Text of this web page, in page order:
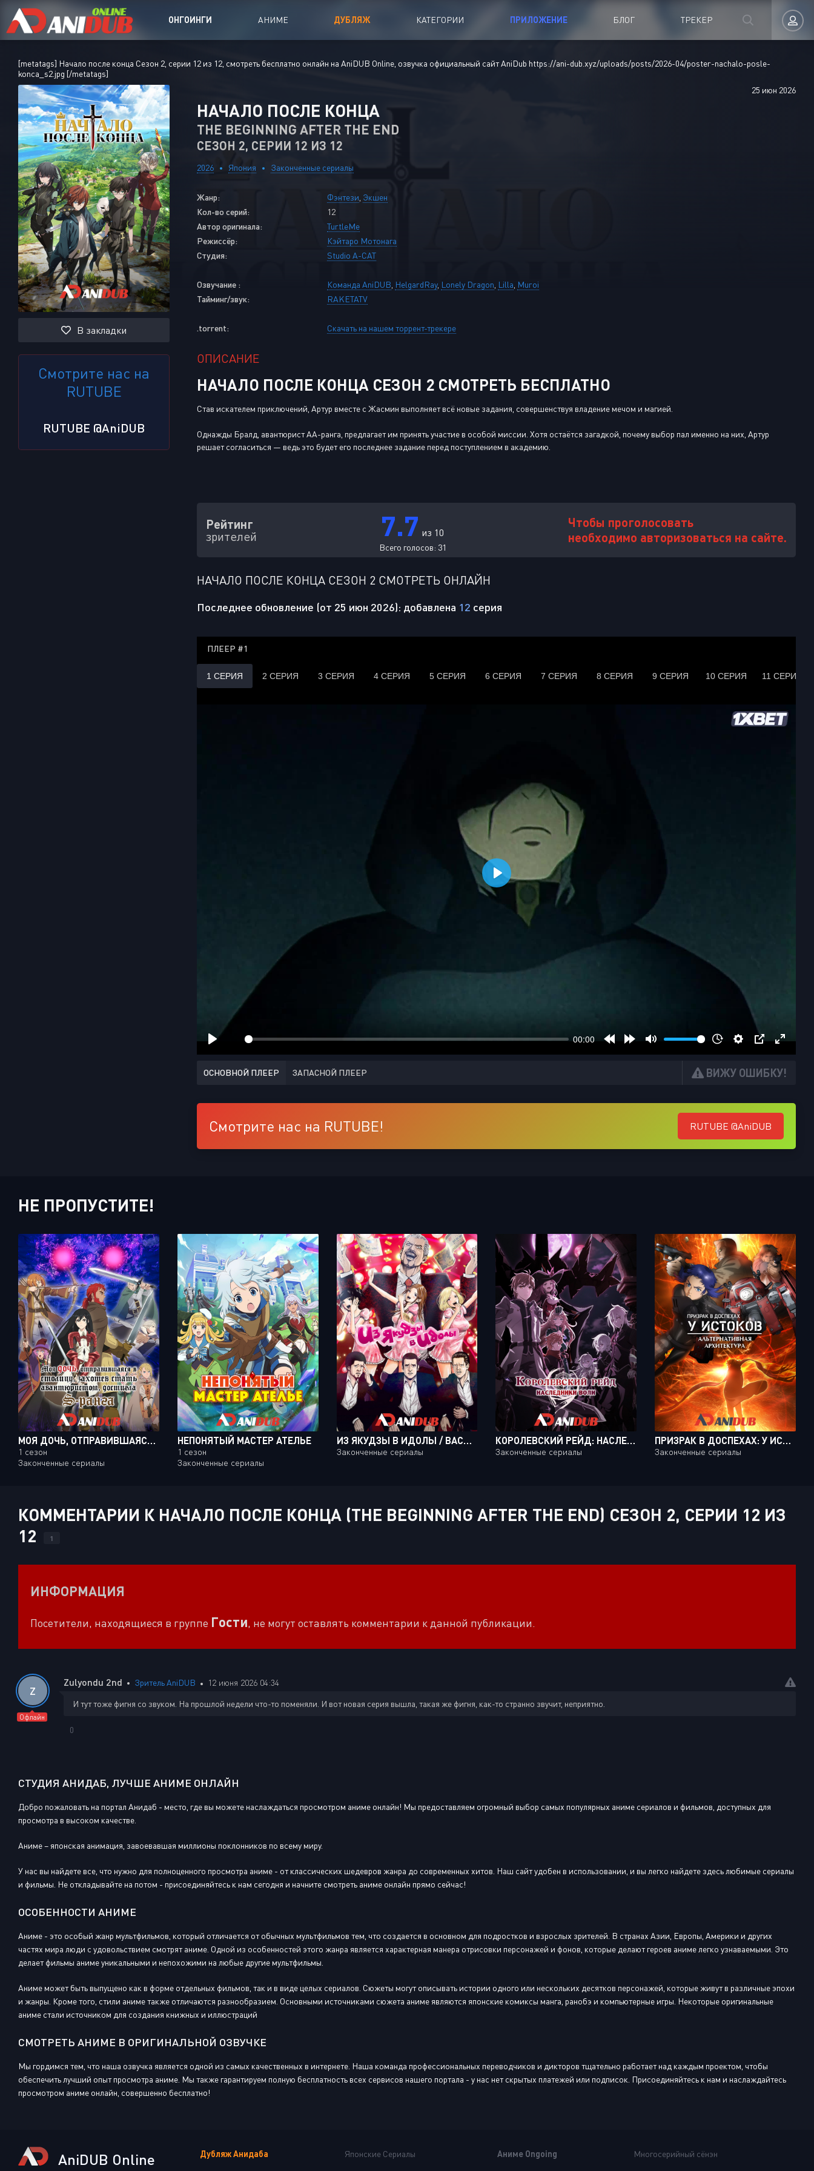
ОНГОИНГИ АНИМЕ ДУБЛЯЖ КАТЕГОРИИ
Аниме Фильмы
Аниме OVA
Аниме ONA
Аниме Ongoing
Корейские Сериалы и Фильмы
Китайские Сериалы и Фильмы
ПРИЛОЖЕНИЕ БЛОГ ТРЕКЕР
[metatags] Начало после конца Сезон 2, серии 12 из 12, смотреть бесплатно онлайн на AniDUB Online, озвучка официальный сайт AniDub https://ani-dub.xyz/uploads/posts/2026-04/poster-nachalo-posle-
konca_s2.jpg [/metatags]
В закладки
Смотрите нас на
RUTUBE
RUTUBE @AniDUB
25 июн 2026
НАЧАЛО ПОСЛЕ КОНЦА
THE BEGINNING AFTER THE END
СЕЗОН 2, СЕРИИ 12 ИЗ 12
2026 Япония Законченные сериалы
Жанр: Фэнтези Экшен
Кол-во серий:
12
Автор оригинала:
TurtleMe
Режиссёр:
Кэйтаро Мотонага
Студия:
Studio A-CAT
Озвучание : Команда AniDUB HelgardRay, Lonely Dragon Lilla Muroi
Тайминг/звук:
RAKETATV
.torrent: Скачать на нашем торрент-трекере
ОПИСАНИЕ
НАЧАЛО ПОСЛЕ КОНЦА СЕЗОН 2 СМОТРЕТЬ БЕСПЛАТНО
Став искателем приключений, Артур вместе с Жасмин выполняет всё новые задания, совершенствуя владение мечом и магией.
Однажды Бралд, авантюрист AA-ранга, предлагает им принять участие в особой миссии. Хотя остаётся загадкой, почему выбор пал именно на них, Артур
решает согласиться — ведь это будет его последнее задание перед поступлением в академию.
Рейтинг
зрителей 7.7 из 10
Всего голосов: 31
Чтобы проголосовать
необходимо авторизоваться на сайте.
НАЧАЛО ПОСЛЕ КОНЦА СЕЗОН 2 СМОТРЕТЬ ОНЛАЙН
Последнее обновление (от 25 июн 2026): добавлена 12 серия
ПЛЕЕР #1
ОСНОВНОЙ ПЛЕЕР ЗАПАСНОЙ ПЛЕЕР ВИЖУ ОШИБКУ!
Смотрите нас на RUTUBE! RUTUBE @AniDUB
НЕ ПРОПУСТИТЕ!
МОЯ ДОЧЬ, ОТПРАВИВШАЯСЯ В СТОЛИЦУ, ЗАХОТЕВ СТАТЬ АВАНТЮРИСТОМ, ДОСТИГЛА S-РАНГА / BOUKENSHA NI NARITAI TO MIYAKO NI DETEITTA MUSUME GA S-RANK NI NATTETA [13 ИЗ 13]
1 сезон
Законченные сериалы
НЕПОНЯТЫЙ МАСТЕР АТЕЛЬЕ
1 сезон
Законченные сериалы
ИЗ ЯКУДЗЫ В ИДОЛЫ / BACK STREET GIRLS: GOKU DOLLS [10 ИЗ 10]
Законченные сериалы
КОРОЛЕВСКИЙ РЕЙД: НАСЛЕДНИКИ ВОЛИ / KING`S RAID: ISHI O TSUGU MONO-TACHI [26 ИЗ 26]
Законченные сериалы
ПРИЗРАК В ДОСПЕХАХ: У ИСТОКОВ - АЛЬТЕРНАТИВНАЯ АРХИТЕКТУРА / KOUKAKU KIDOUTAI ARISE: ALTERNATIVE ARCHITECTURE [10 ИЗ 10]
Законченные сериалы
КОММЕНТАРИИ К НАЧАЛО ПОСЛЕ КОНЦА (THE BEGINNING AFTER THE END) СЕЗОН 2, СЕРИИ 12 ИЗ
12
1
ИНФОРМАЦИЯ
Посетители, находящиеся в группе Гости, не могут оставлять комментарии к данной публикации.
Z
Офлайн
Zulyondu 2nd Зритель AniDUB 12 июня 2026 04:34
И тут тоже фигня со звуком. На прошлой недели что-то поменяли. И вот новая серия вышла, такая же фигня, как-то странно звучит, неприятно.
0
СТУДИЯ АНИДАБ, ЛУЧШЕ АНИМЕ ОНЛАЙН
Добро пожаловать на портал Анидаб - место, где вы можете наслаждаться просмотром аниме онлайн! Мы предоставляем огромный выбор самых популярных аниме сериалов и фильмов, доступных для
просмотра в высоком качестве.
Аниме – японская анимация, завоевавшая миллионы поклонников по всему миру.
У нас вы найдете все, что нужно для полноценного просмотра аниме - от классических шедевров жанра до современных хитов. Наш сайт удобен в использовании, и вы легко найдете здесь любимые сериалы
и фильмы. Не откладывайте на потом - присоединяйтесь к нам сегодня и начните смотреть аниме онлайн прямо сейчас!
ОСОБЕННОСТИ АНИМЕ
Аниме - это особый жанр мультфильмов, который отличается от обычных мультфильмов тем, что создается в основном для подростков и взрослых зрителей. В странах Азии, Европы, Америки и других
частях мира люди с удовольствием смотрят аниме. Одной из особенностей этого жанра является характерная манера отрисовки персонажей и фонов, которые делают героев аниме легко узнаваемыми. Это
делает фильмы аниме уникальными и непохожими на любые другие мультфильмы.
Аниме может быть выпущено как в форме отдельных фильмов, так и в виде целых сериалов. Сюжеты могут описывать истории одного или нескольких десятков персонажей, которые живут в различные эпохи
и жанры. Кроме того, стили аниме также отличаются разнообразием. Основными источниками сюжета аниме являются японские комиксы манга, ранобэ и компьютерные игры. Некоторые оригинальные
аниме стали источником для создания книжных и иллюстраций
СМОТРЕТЬ АНИМЕ В ОРИГИНАЛЬНОЙ ОЗВУЧКЕ
Мы гордимся тем, что наша озвучка является одной из самых качественных в интернете. Наша команда профессиональных переводчиков и дикторов тщательно работает над каждым проектом, чтобы
обеспечить лучший опыт просмотра аниме. Мы также гарантируем полную бесплатность всех сервисов нашего портала - у нас нет скрытых платежей или подписок. Присоединяйтесь к нам и наслаждайтесь
просмотром аниме онлайн, совершенно бесплатно!
AniDUB Online
Дубляж Анидаба
Японские Сериалы
Аниме Ongoing
Многосерийный сёнэн